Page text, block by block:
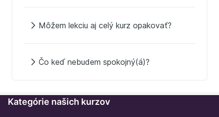
Môžem lekciu aj celý kurz opakovať?
Čo keď nebudem spokojný(á)?
Kategórie našich kurzov